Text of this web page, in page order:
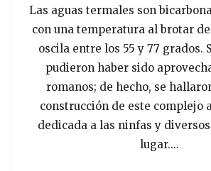
Las aguas termales son
con una temperatura al brotar
oscila entre los 55 y 77 grados.
pudieron haber sido
romanos; de hecho, se
construcción de este complejo
dedicada a las ninfas y
lugar....